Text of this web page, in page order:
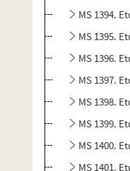
MS 1394.
MS 1395.
MS 1396.
MS 1397.
MS 1398.
MS 1399.
MS 1400.
MS 1401.